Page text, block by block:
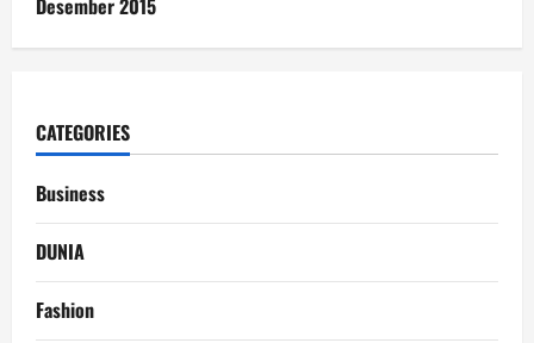
CATEGORIES
Business
DUNIA
Fashion